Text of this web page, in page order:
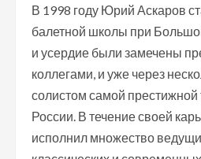
В 1998 году Юрий Аскаров
балетной школы при
и усердие были замечены
коллегами, и уже через
солистом самой
России. В течение своей
исполнил множество